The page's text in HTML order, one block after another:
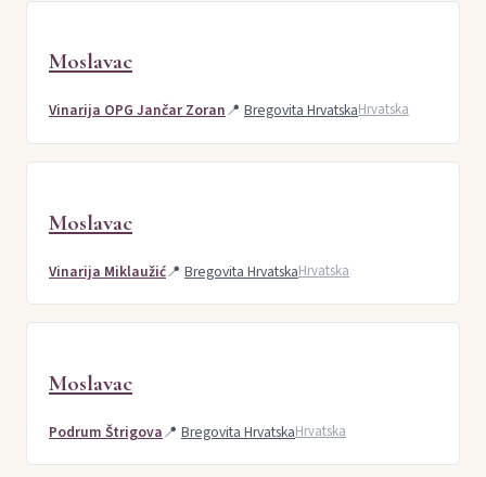
Moslavac
Vinarija OPG Jančar Zoran📍 Bregovita HrvatskaHrvatska
Moslavac
Vinarija Miklaužić📍 Bregovita HrvatskaHrvatska
Moslavac
Podrum Štrigova📍 Bregovita HrvatskaHrvatska